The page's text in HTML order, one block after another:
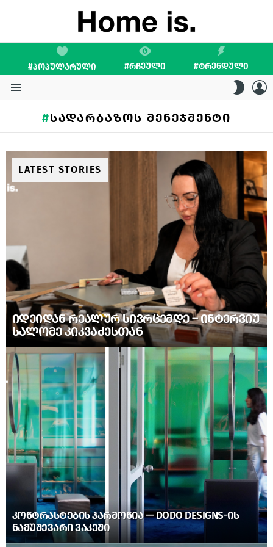
#ᲞᲝᲞᲣᲚᲐᲠᲣᲚᲘ #ᲠᲩᲔᲣᲚᲘ #ᲢᲠᲔᲜᲓᲣᲚᲘ
SKIN
ᲡᲐᲓᲐᲠᲑᲐᲖᲝᲡ ᲛᲔᲜᲔᲯᲛᲔᲜᲢᲘ
LATEST STORIES
ᲘᲓᲔᲘᲓᲐᲜ ᲠᲔᲐᲚᲣᲠ ᲡᲘᲕᲠᲪᲔᲛᲓᲔ – ᲘᲜᲢᲔᲠᲕᲘᲣ
ᲡᲐᲚᲝᲛᲔ ᲙᲘᲙᲕᲐᲫᲔᲡᲗᲐᲜ
ᲙᲝᲜᲢᲠᲐᲡᲢᲔᲑᲘᲡ ᲰᲐᲠᲛᲝᲜᲘᲐ — DODO DESIGNS-ᲘᲡ
ᲜᲐᲛᲣᲨᲔᲕᲐᲠᲘ ᲕᲐᲙᲔᲨᲘ